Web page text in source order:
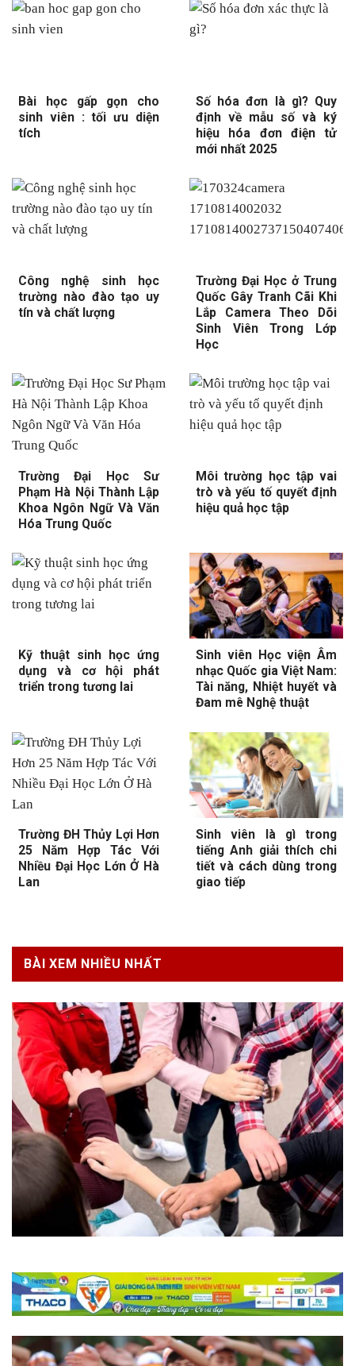
Bài học gấp gọn cho
sinh viên : tối ưu diện
tích
Số hóa đơn là gì? Quy
định về mẫu số và ký
hiệu hóa đơn điện tử
mới nhất 2025
Công nghệ sinh học
trường nào đào tạo uy
tín và chất lượng
Trường Đại Học ở Trung
Quốc Gây Tranh Cãi Khi
Lắp Camera Theo Dõi
Sinh Viên Trong Lớp
Học
Trường Đại Học Sư
Phạm Hà Nội Thành Lập
Khoa Ngôn Ngữ Và Văn
Hóa Trung Quốc
Môi trường học tập vai
trò và yếu tố quyết định
hiệu quả học tập
Kỹ thuật sinh học ứng
dụng và cơ hội phát
triển trong tương lai
Sinh viên Học viện Âm
nhạc Quốc gia Việt Nam:
Tài năng, Nhiệt huyết và
Đam mê Nghệ thuật
Trường ĐH Thủy Lợi Hơn
25 Năm Hợp Tác Với
Nhiều Đại Học Lớn Ở Hà
Lan
Sinh viên là gì trong
tiếng Anh giải thích chi
tiết và cách dùng trong
giao tiếp
BÀI XEM NHIỀU NHẤT